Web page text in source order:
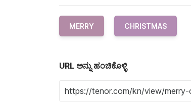
MERRY CHRISTMAS
URL ಅನ್ನು ಹಂಚಿಕೊಳ್ಳಿ